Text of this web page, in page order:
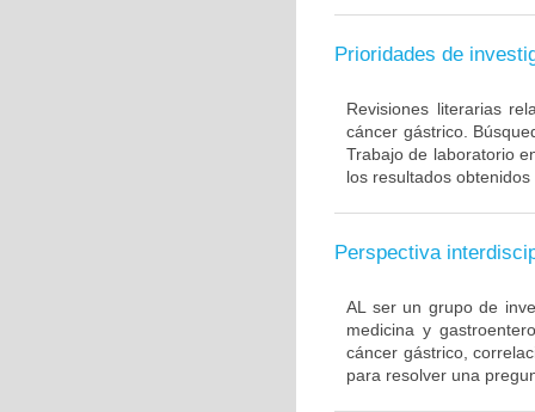
Prioridades de
Revisiones literarias
cáncer gástrico.
Trabajo de laboratorio
los resultados
Perspectiva
AL ser un grupo de
medicina y
cáncer gástrico,
para resolver una